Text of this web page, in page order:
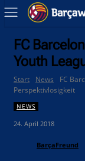
FC
Youth
Start News
FC
Perspektivlosigkeit
NEWS
24. April 2018
BarçaFreund